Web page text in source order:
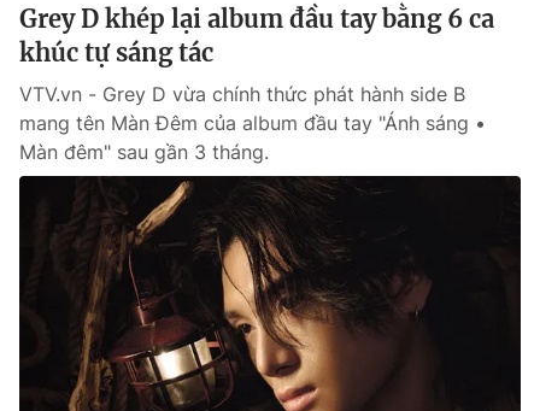
Góc doanh nghiệp
Truyền hình
Phim VTV
Hậu trường
Nhân vật
Giải sao mai
Giải trí
Điện ảnh
Sao
Đời sống
Chất lượng cuộc sống
Giáo dục
Tuyển sinh
Học trực tuyến
Công nghệ
Hitech Công nghệ tương lai
Sản phẩm
Giao lưu trực tuyến
Grey D khép lại album đầu tay bằng 6 ca
khúc tự sáng tác
VTV.vn - Grey D vừa chính thức phát hành side B
mang tên Màn Đêm của album đầu tay "Ánh sáng •
Màn đêm" sau gần 3 tháng.